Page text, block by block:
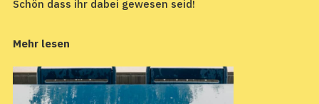
Schön dass ihr dabei gewesen seid!
Mehr lesen